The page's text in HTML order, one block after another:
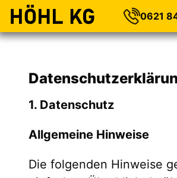
0621
1. Datenschutz
Allgemeine Hinweise
Die folgenden Hinweise